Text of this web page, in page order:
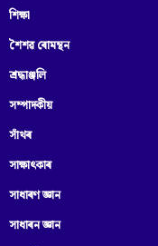
শিক্ষা
শৈশৱ ৰোমন্থন
শ্ৰদ্ধাঞ্জলি
সম্পাদকীয়
সাঁথৰ
সাক্ষাৎকাৰ
সাধাৰণ জ্ঞান
সাধাৰন জ্ঞান